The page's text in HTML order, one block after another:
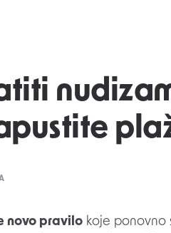
novo pravilo koje ponovno